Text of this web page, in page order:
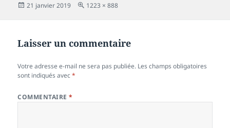
Publié
21 janvier 2019
Taille
1223 × 888
Laisser un commentaire
Votre adresse e-mail ne sera pas publiée. Les champs obligatoires
sont indiqués avec*
COMMENTAIRE*